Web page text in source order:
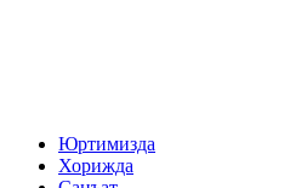
Юртимизда
Хорижда